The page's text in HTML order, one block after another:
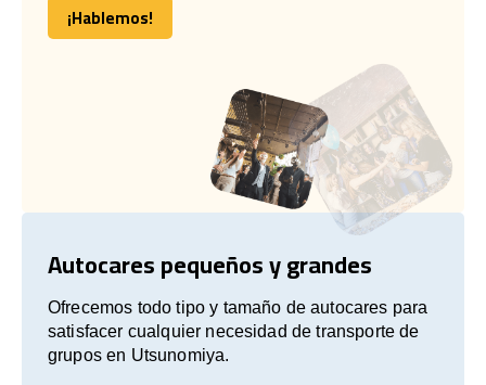
¡Hablemos!
¡Hablemos!
Autocares pequeños y grandes
Ofrecemos todo tipo y tamaño de autocares para
satisfacer cualquier necesidad de transporte de
grupos en Utsunomiya.